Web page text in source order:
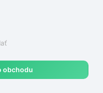
obchodu